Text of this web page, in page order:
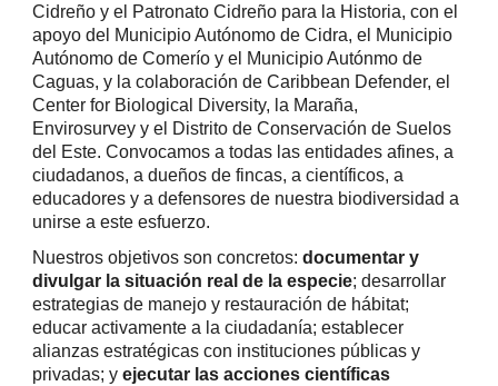
Cidreño y el Patronato Cidreño para la Historia, con el
apoyo del Municipio Autónomo de Cidra, el Municipio
Autónomo de Comerío y el Municipio Autónmo de
Caguas, y la colaboración de Caribbean Defender, el
Center for Biological Diversity, la Maraña,
Envirosurvey y el Distrito de Conservación de Suelos
del Este. Convocamos a todas las entidades afines, a
ciudadanos, a dueños de fincas, a científicos, a
educadores y a defensores de nuestra biodiversidad a
unirse a este esfuerzo.
Nuestros objetivos son concretos:documentar y
divulgar la situación real de la especie; desarrollar
estrategias de manejo y restauración de hábitat;
educar activamente a la ciudadanía; establecer
alianzas estratégicas con instituciones públicas y
privadas; yejecutar las acciones científicas